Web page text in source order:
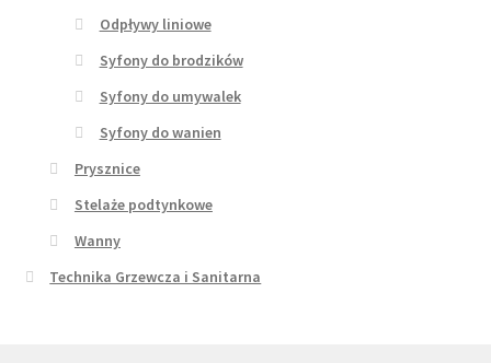
Odpływy liniowe
Syfony do brodzików
Syfony do umywalek
Syfony do wanien
Prysznice
Stelaże podtynkowe
Wanny
Technika Grzewcza i Sanitarna